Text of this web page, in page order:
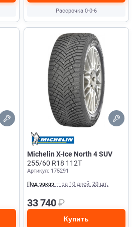
Рассрочка 0-0-6
Michelin X-Ice North 4 SUV
255/60 R18 112T
Артикул: 175291
Под заказ — за 10 дней: 20 шт.
33 740₽
Купить